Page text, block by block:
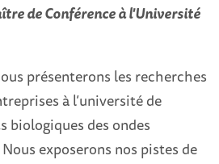
de Conférence à l'Université
présenterons les recherches
à l’université de
biologiques des ondes
exposerons nos pistes de